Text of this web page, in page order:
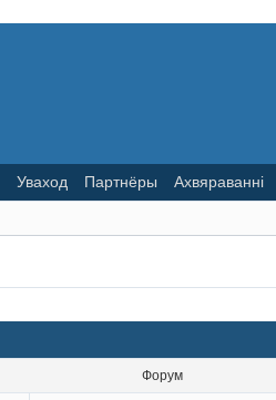
Уваход Партнёры Ахвяраванні
Форум